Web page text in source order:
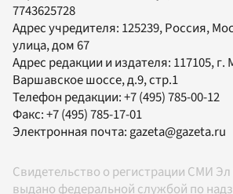
7743625728
Адрес учредителя: 125239, Россия,
улица, дом 67
Адрес редакции и издателя: 117105, г.
Варшавское шоссе, д.9, стр.1
Телефон редакции:+7 (495) 785-00-12
Факс:+7 (495) 785-17-01
Электронная почта:gazeta@gazeta.ru
Свидетельство о регистрации СМИ
выдано федеральной службой по